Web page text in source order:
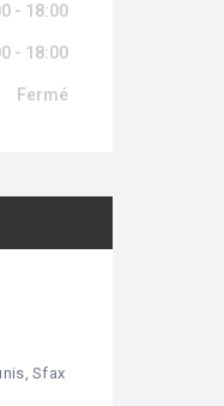
- 18:00
- 18:00
Fermé
Sfax